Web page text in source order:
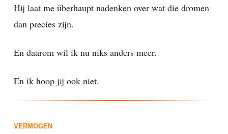
Hij laat me überhaupt nadenken over wat die dromen
dan precies zijn.
En daarom wil ik nu niks anders meer.
En ik hoop jij ook niet.
VERMOGEN